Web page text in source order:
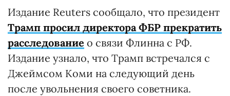
Издание Reuters сообщало, что президент
Трамп просил директора ФБР прекратить
расследование о связи Флинна с РФ.
Издание узнало, что Трамп встречался с
Джеймсом Коми на следующий день
после увольнения своего советника.